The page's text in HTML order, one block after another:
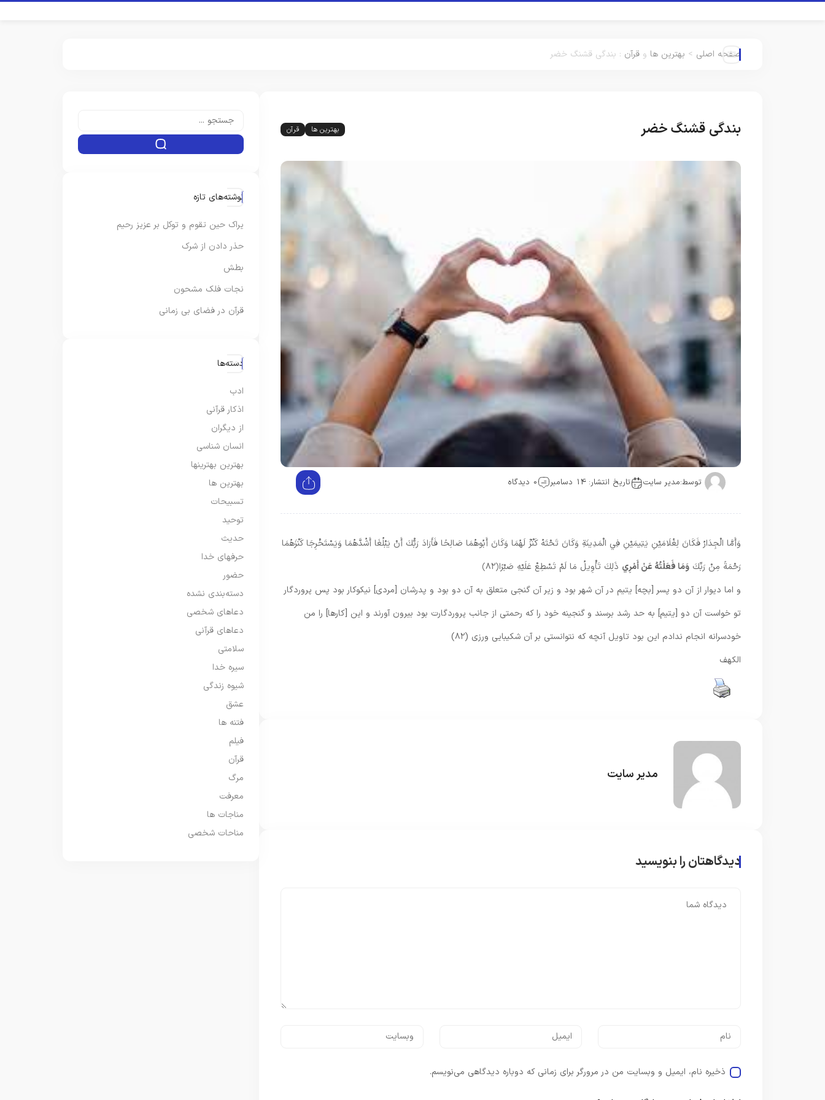
صفحه اصلی > بهترین ها و قرآن : بندگی قشنگ خضر
بندگی قشنگ خضر بهترین ها قرآن
توسط:مدیر سایت تاریخ انتشار: 14 دسامبر 0 دیدگاه
وَأَمَّا الْجِدَارُ فَكَانَ لِغُلَامَيْنِ يَتِيمَيْنِ فِي الْمَدِينَةِ وَكَانَ تَحْتَهُ كَنْزٌ لَهُمَا وَكَانَ أَبُوهُمَا صَالِحًا فَأَرَادَ رَبُّكَ أَنْ يَبْلُغَا أَشُدَّهُمَا وَيَسْتَخْرِجَا كَنْزَهُمَا
رَحْمَةً مِنْ رَبِّكَ وَمَا فَعَلْتُهُ عَنْ أَمْرِي ذَلِكَ تَأْوِيلُ مَا لَمْ تَسْطِعْ عَلَيْهِ صَبْرًا﴿۸۲﴾
و اما ديوار از آن دو پسر [بچه] يتيم در آن شهر بود و زير آن گنجى متعلق به آن دو بود و پدرشان [مردى] نيكوكار بود پس پروردگار
تو خواست آن دو [يتيم] به حد رشد برسند و گنجينه خود را كه رحمتى از جانب پروردگارت بود بيرون آورند و اين [كارها] را من
خودسرانه انجام ندادم اين بود تاويل آنچه كه نتوانستى بر آن شكيبايى ورزى (۸۲)
الکهف
مدیر سایت
دیدگاهتان را بنویسید
ذخیره نام، ایمیل و وبسایت من در مرورگر برای زمانی که دوباره دیدگاهی می‌نویسم.
نوشته‌های تازه
یراک حین تقوم و توکل بر عزیز رحیم
حذر دادن از شرک
بطش
نجات فلک مشحون
قرآن در فضای بی زمانی
دسته‌ها
ادب
اذکار قرآنی
از دیگران
انسان شناسی
بهترین بهترینها
بهترین ها
تسبیحات
توحید
حدیث
حرفهای خدا
حضور
دسته‌بندی نشده
دعاهای شخصی
دعاهای قرآنی
سلامتی
سیره خدا
شیوه زندگی
عشق
فتنه ها
فیلم
قرآن
مرگ
معرفت
مناجات ها
مناحات شخصی